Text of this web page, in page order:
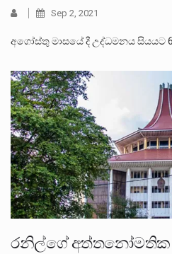
Sep 2, 2021
අගෝස්තු මාසයේ දී උද්ධමනය සියයට
රනිල්ගේ අත්තනෝමතික